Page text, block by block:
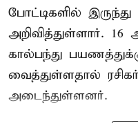
போட்டிகளில்
அறிவித்துள்ளார்.
கால்பந்து
வைத்துள்ளதால்
அடைந்துள்ளனர்.